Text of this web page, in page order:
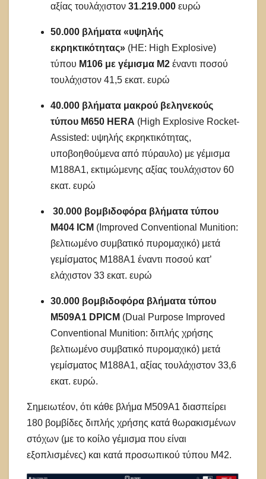
αξίας τουλάχιστον 31.219.000 ευρώ
50.000 βλήματα «υψηλής
εκρηκτικότητας» (HE: High Explosive)
τύπου M106 με γέμισμα M2 έναντι ποσού
τουλάχιστον 41,5 εκατ. ευρώ
40.000 βλήματα μακρού βεληνεκούς
τύπου M650 HERA (High Explosive Rocket-
Assisted: υψηλής εκρηκτικότητας,
υποβοηθούμενα από πύραυλο) με γέμισμα
M188A1, εκτιμώμενης αξίας τουλάχιστον 60
εκατ. ευρώ
30.000 βομβιδοφόρα βλήματα τύπου
M404 ICM (Improved Conventional Munition:
βελτιωμένο συμβατικό πυρομαχικό) μετά
γεμίσματος M188A1 έναντι ποσού κατ’
ελάχιστον 33 εκατ. ευρώ
30.000 βομβιδοφόρα βλήματα τύπου
M509A1 DPICM (Dual Purpose Improved
Conventional Munition: διπλής χρήσης
βελτιωμένο συμβατικό πυρομαχικό) μετά
γεμίσματος M188A1, αξίας τουλάχιστον 33,6
εκατ. ευρώ.
Σημειωτέον, ότι κάθε βλήμα Μ509A1 διασπείρει
180 βομβίδες διπλής χρήσης κατά θωρακισμένων
στόχων (με το κοίλο γέμισμα που είναι
εξοπλισμένες) και κατά προσωπικού τύπου M42.